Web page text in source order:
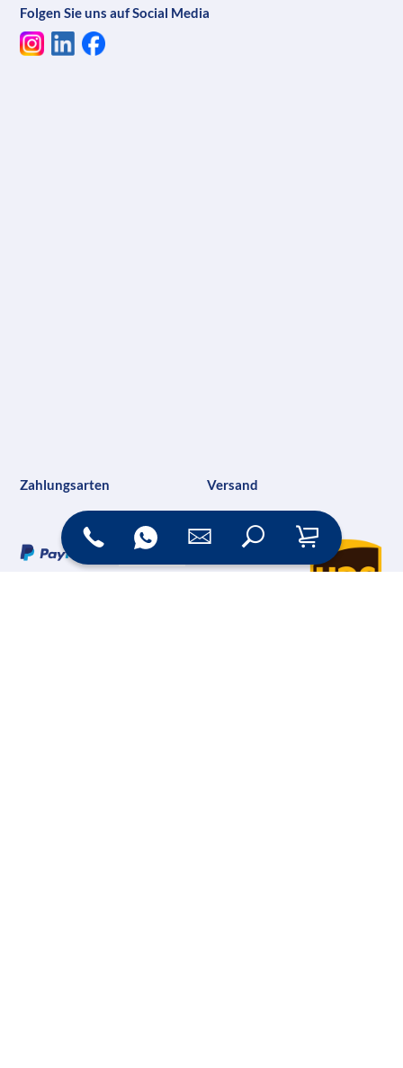
Folgen Sie uns auf Social Media
Zahlungsarten Versand